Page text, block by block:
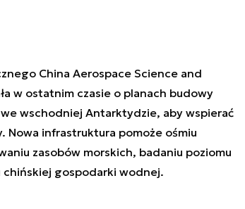
China Aerospace Science and
w ostatnim czasie o planach budowy
wschodniej Antarktydzie, aby wspierać
Nowa infrastruktura pomoże ośmiu
zasobów morskich, badaniu poziomu
gospodarki wodnej.